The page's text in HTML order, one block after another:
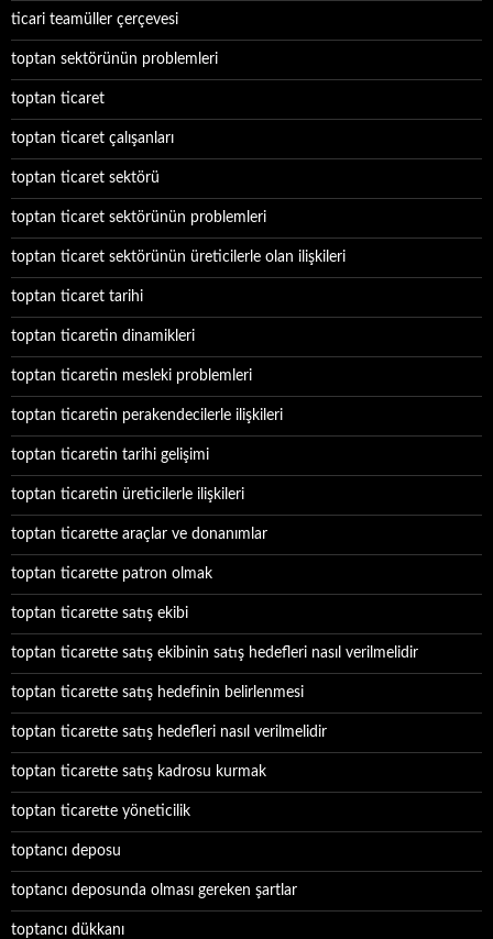
ticari teamüller çerçevesi
toptan sektörünün problemleri
toptan ticaret
toptan ticaret çalışanları
toptan ticaret sektörü
toptan ticaret sektörünün problemleri
toptan ticaret sektörünün üreticilerle olan ilişkileri
toptan ticaret tarihi
toptan ticaretin dinamikleri
toptan ticaretin mesleki problemleri
toptan ticaretin perakendecilerle ilişkileri
toptan ticaretin tarihi gelişimi
toptan ticaretin üreticilerle ilişkileri
toptan ticarette araçlar ve donanımlar
toptan ticarette patron olmak
toptan ticarette satış ekibi
toptan ticarette satış ekibinin satış hedefleri nasıl verilmelidir
toptan ticarette satış hedefinin belirlenmesi
toptan ticarette satış hedefleri nasıl verilmelidir
toptan ticarette satış kadrosu kurmak
toptan ticarette yöneticilik
toptancı deposu
toptancı deposunda olması gereken şartlar
toptancı dükkanı